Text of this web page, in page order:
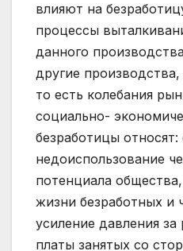
влияют на
процессы
данного
другие
то есть колебания
социально-
безработицы
недоиспользование
потенциала
жизни безработных и
усиление давления
платы занятых со